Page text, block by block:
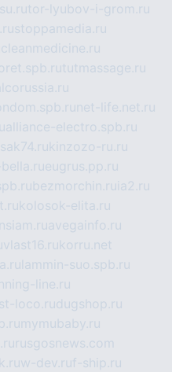
tor-lyubov-i-grom.ru
stoppamedia.ru
cleanmedicine.ru
tutmassage.ru
net-life.net.ru
alliance-electro.spb.ru
kinzozo-ru.ru
eugrus.pp.ru
bezmorchin.ru ia2.ru
kolosok-elita.ru
insiam.ruavegainfo.ru
vlast16.rukorru.net
lammin-suo.spb.ru
line.ru
loco.rudugshop.ru
mymubaby.ru
rusgosnews.com
w-dev.ruf-ship.ru